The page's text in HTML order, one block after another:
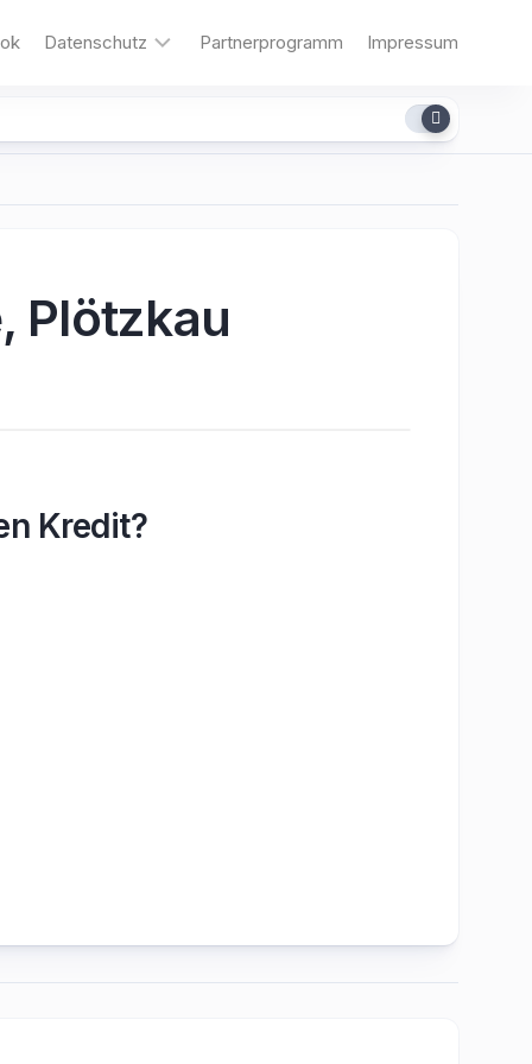
Datenschutz Partnerprogramm Impressum
Plötzkau
Kredit?